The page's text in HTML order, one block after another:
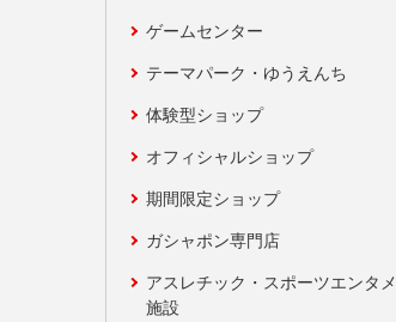
ゲームセンター
テーマパーク・ゆうえんち
体験型ショップ
オフィシャルショップ
期間限定ショップ
ガシャポン専門店
アスレチック・スポーツエンタメ
施設